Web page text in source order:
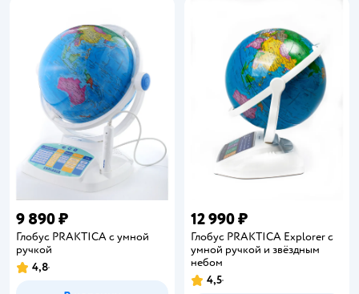
9 890 ₽
Глобус PRAKTICA с умной
ручкой
Рейтинг:
4,8
12 990 ₽
Глобус PRAKTICA Explorer с
умной ручкой и звёздным
небом
Рейтинг:
4,5